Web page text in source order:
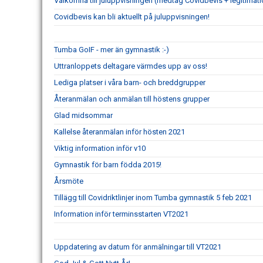
Covidbevis kan bli aktuellt på juluppvisningen!
Tumba GoIF - mer än gymnastik :-)
Uttranloppets deltagare värmdes upp av oss!
Lediga platser i våra barn- och breddgrupper
Återanmälan och anmälan till höstens grupper
Glad midsommar
Kallelse återanmälan inför hösten 2021
Viktig information inför v10
Gymnastik för barn födda 2015!
Årsmöte
Tillägg till Covidriktlinjer inom Tumba gymnastik 5 feb 2021
Information inför terminsstarten VT2021
Uppdatering av datum för anmälningar till VT2021